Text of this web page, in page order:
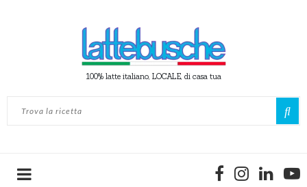
100% latte italiano, LOCALE, di casa tua